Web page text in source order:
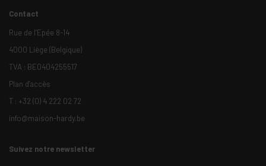
Contact
Rue de l’Epée 8-14
4000 Liège (Belgique)
TVA : BE0404255517
Plan d'accès
T : +32 (0) 4 222 02 72
info@maison-hardy.be
Suivez notre newsletter